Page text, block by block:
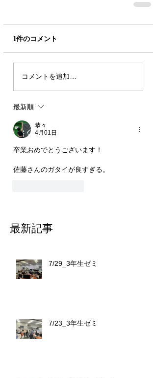
1件のコメント
コメントを追加…
最新順
恭々
4月01日
卒業おめでとうございます！
佐藤さんのガタイが良すぎる。
最新記事
7/29_3年生ゼミ
7/23_3年生ゼミ